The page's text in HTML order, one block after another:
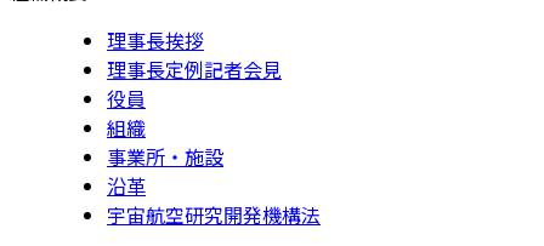
理事長挨拶
理事長定例記者会見
役員
組織
事業所・施設
沿革
宇宙航空研究開発機構法